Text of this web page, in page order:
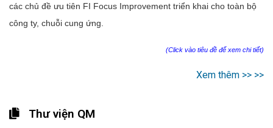
các chủ đề ưu tiên FI Focus Improvement triển khai cho toàn bộ
công ty, chuỗi cung ứng.
(Click vào tiêu đề để xem chi tiết)
Xem thêm >> >>
Thư viện QM